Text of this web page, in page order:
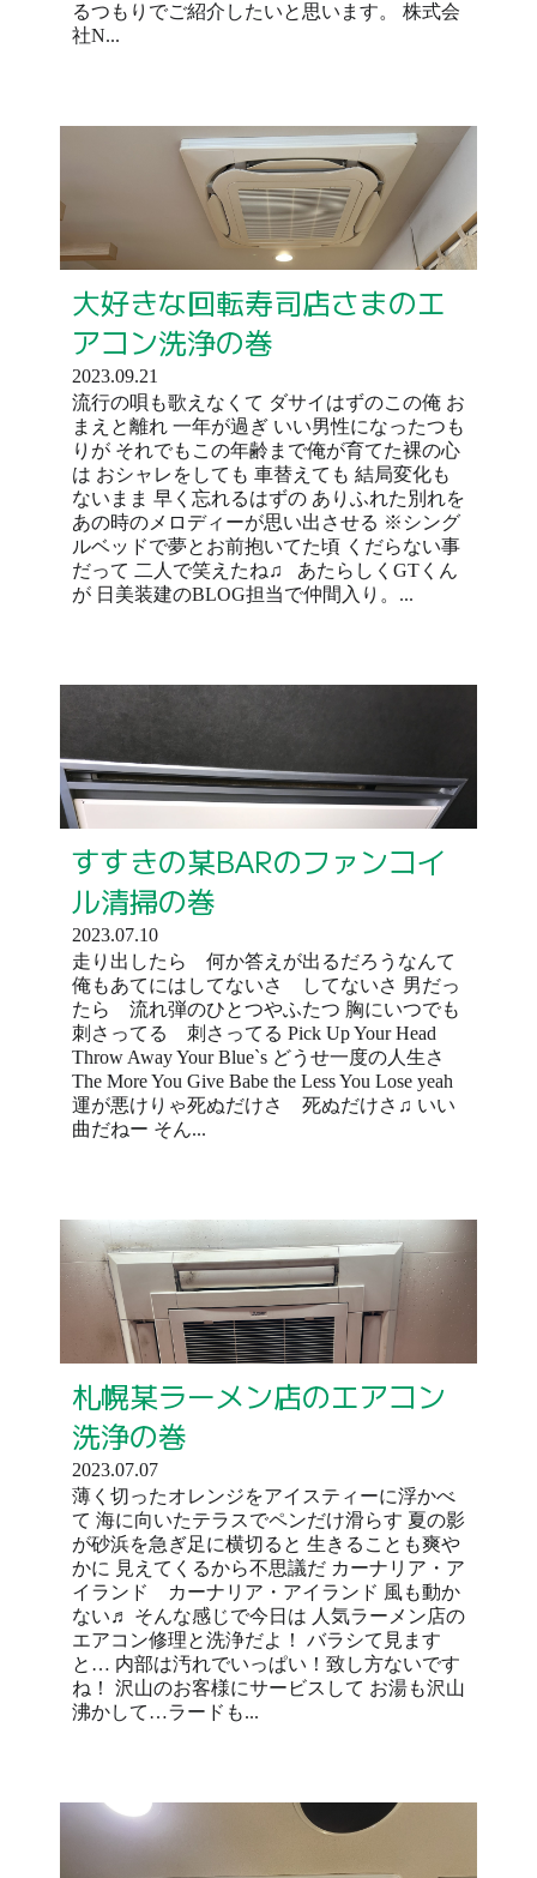
るつもりでご紹介したいと思います。 株式会
社N...
大好きな回転寿司店さまのエ
アコン洗浄の巻
2023.09.21
流行の唄も歌えなくて ダサイはずのこの俺 お
まえと離れ 一年が過ぎ いい男性になったつも
りが それでもこの年齢まで俺が育てた裸の心
は おシャレをしても 車替えても 結局変化も
ないまま 早く忘れるはずの ありふれた別れを
あの時のメロディーが思い出させる ※シング
ルベッドで夢とお前抱いてた頃 くだらない事
だって 二人で笑えたね♫ あたらしくGTくん
が 日美装建のBLOG担当で仲間入り。...
すすきの某BARのファンコイ
ル清掃の巻
2023.07.10
走り出したら 何か答えが出るだろうなんて
俺もあてにはしてないさ してないさ 男だっ
たら 流れ弾のひとつやふたつ 胸にいつでも
刺さってる 刺さってる Pick Up Your Head
Throw Away Your Blue`s どうせ一度の人生さ
The More You Give Babe the Less You Lose yeah
運が悪けりゃ死ぬだけさ 死ぬだけさ♫ いい
曲だねー そん...
札幌某ラーメン店のエアコン
洗浄の巻
2023.07.07
薄く切ったオレンジをアイスティーに浮かべ
て 海に向いたテラスでペンだけ滑らす 夏の影
が砂浜を急ぎ足に横切ると 生きることも爽や
かに 見えてくるから不思議だ カーナリア・ア
イランド カーナリア・アイランド 風も動か
ない♬ そんな感じで今日は 人気ラーメン店の
エアコン修理と洗浄だよ！ バラシて見ます
と… 内部は汚れでいっぱい！致し方ないです
ね！ 沢山のお客様にサービスして お湯も沢山
沸かして…ラードも...